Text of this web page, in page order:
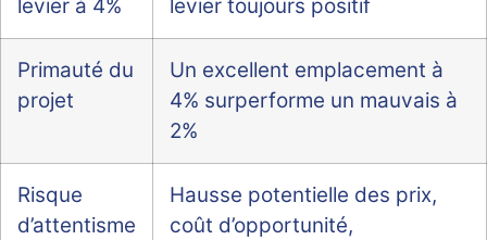
levier à 4%
levier toujours positif
Primauté du
projet
Un excellent emplacement à
4% surperforme un mauvais à
2%
Risque
d’attentisme
Hausse potentielle des prix,
coût d’opportunité,